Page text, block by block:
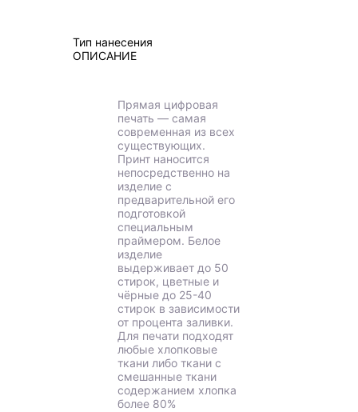
Тип нанесения
ОПИСАНИЕ
Прямая цифровая
печать — самая
современная из всех
существующих.
Принт наносится
непосредственно на
изделие с
предварительной его
подготовкой
специальным
праймером. Белое
изделие
выдерживает до 50
стирок, цветные и
чёрные до 25-40
стирок в зависимости
от процента заливки.
Для печати подходят
любые хлопковые
ткани либо ткани с
смешанные ткани
содержанием хлопка
более 80%